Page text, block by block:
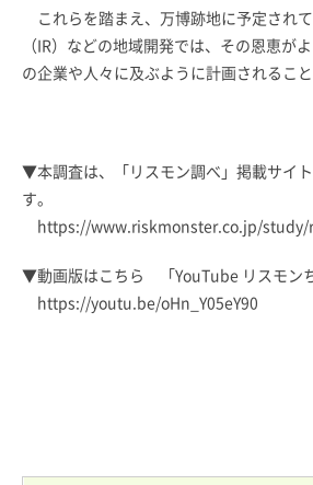
これらを踏まえ、万博跡地に予定され
（IR）などの地域開発では、その恩恵が
の企業や人々に及ぶように計画されること
▼本調査は、「リスモン調べ」掲載サイ
す。
https://www.riskmonster.co.jp/study/
▼動画版はこちら 「YouTube リスモンち
https://youtu.be/oHn_Y05eY90